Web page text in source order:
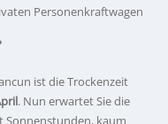
Personenkraftwagen
ist die Trockenzeit
. Nun erwartet Sie die
Sonnenstunden, kaum